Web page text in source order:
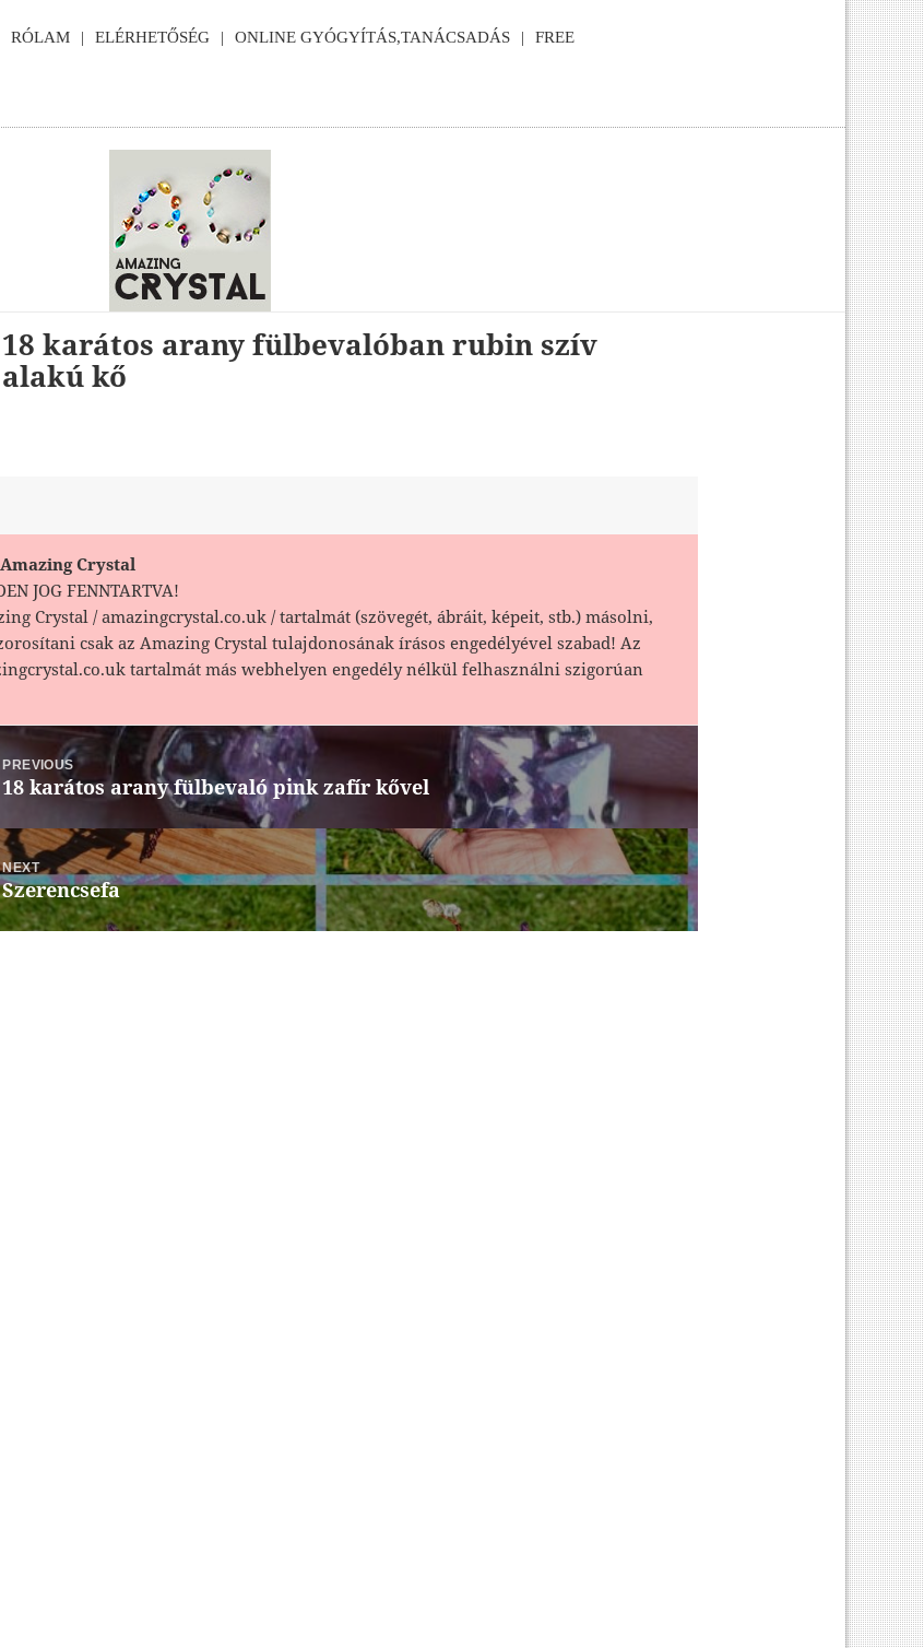
RÓLAM ELÉRHETŐSÉG ONLINE GYÓGYÍTÁS,TANÁCSADÁS FREE
18 karátos arany fülbevalóban rubin szív
alakú kő
Amazing Crystal
JOG FENNTARTVA!
Crystal / amazingcrystal.co.uk / tartalmát (szövegét, ábráit, képeit, stb.) másolni,
csak az Amazing Crystal tulajdonosának írásos engedélyével szabad! Az
tartalmát más webhelyen engedély nélkül felhasználni szigorúan
PREVIOUS
Previous
18 karátos arany fülbevaló pink zafír kővel
NEXT
Next
post:
Szerencsefa